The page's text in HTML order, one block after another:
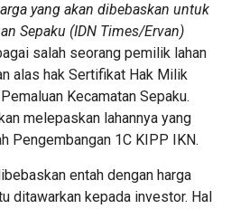
yang akan dibebaskan untuk
Sepaku (IDN Times/Ervan)
salah seorang pemilik lahan
alas hak Sertifikat Hak Milik
Kecamatan Sepaku.
melepaskan lahannya yang
Pengembangan 1C KIPP IKN.
entah dengan harga
ditawarkan kepada investor. Hal